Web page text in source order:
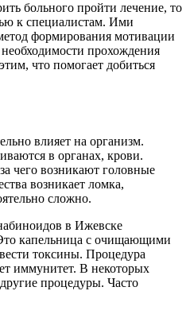
больного пройти лечение, то
к специалистам. Ими
формирования мотивации
прохождения
что помогает добиться
влияет на организм.
в органах, крови.
чего возникают головные
возникает ломка,
сложно.
в Ижевске
капельница с очищающими
токсины. Процедура
иммунитет. В некоторых
процедуры. Часто